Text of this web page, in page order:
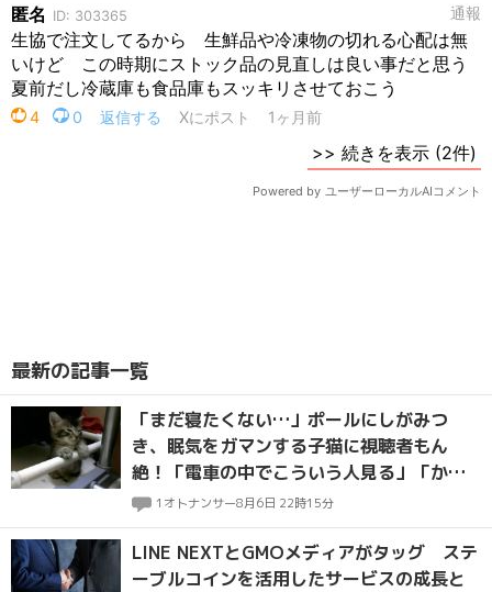
最新の記事一覧
「まだ寝たくない…」ポールにしがみつ
き、眠気をガマンする子猫に視聴者もん
絶！「電車の中でこういう人見る」「かわ
いいは正義」
1 オトナンサー8月6日 22時15分
LINE NEXTとGMOメディアがタッグ ステ
ーブルコインを活用したサービスの成長と